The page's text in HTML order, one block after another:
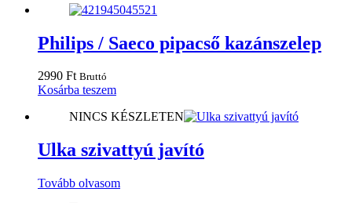
Philips / Saeco pipacső kazánszelep
2990 Ft Bruttó
Kosárba teszem
NINCS KÉSZLETEN
Ulka szivattyú javító
Tovább olvasom